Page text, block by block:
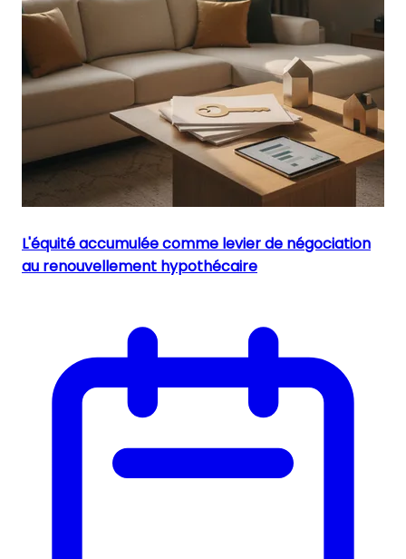
L'équité accumulée comme levier de négociation
au renouvellement hypothécaire